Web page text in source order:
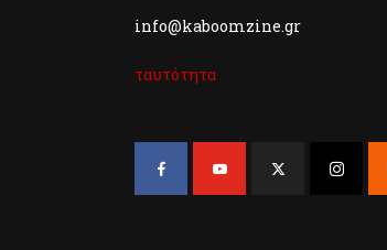
info@kaboomzine.gr
ταυτότητα